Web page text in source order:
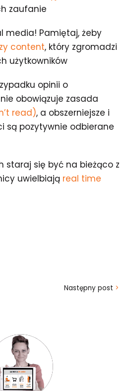
zaufanie
media! Pamiętaj, żeby
content, który zgromadzi
użytkowników
opinii o
obowiązuje zasada
read), a obszerniejsze i
są pozytywnie odbierane
staraj się być na bieżąco z
uwielbiają real time
Następny post >